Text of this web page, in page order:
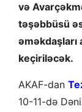
və
təşəbbüsü
əməkdaşları
keçiriləcək.
AKAF-dan
10-11-də